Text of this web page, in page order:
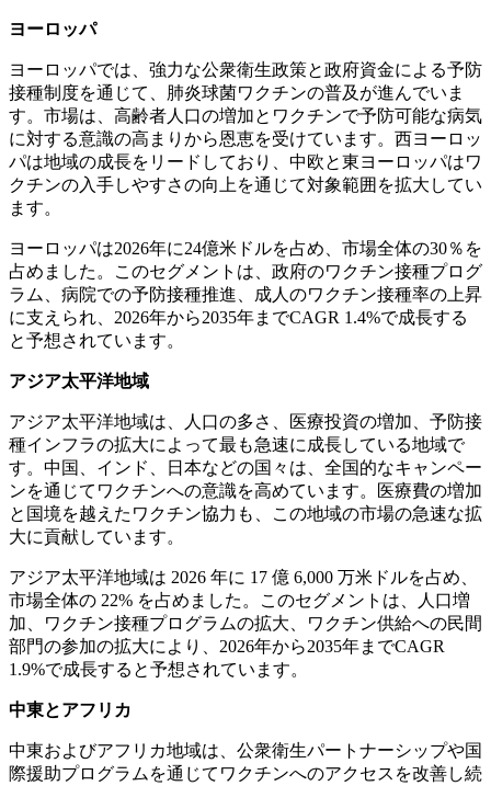
ヨーロッパ
ヨーロッパでは、強力な公衆衛生政策と政府資金による予防
接種制度を通じて、肺炎球菌ワクチンの普及が進んでいま
す。市場は、高齢者人口の増加とワクチンで予防可能な病気
に対する意識の高まりから恩恵を受けています。西ヨーロッ
パは地域の成長をリードしており、中欧と東ヨーロッパはワ
クチンの入手しやすさの向上を通じて対象範囲を拡大してい
ます。
ヨーロッパは2026年に24億米ドルを占め、市場全体の30％を
占めました。このセグメントは、政府のワクチン接種プログ
ラム、病院での予防接種推進、成人のワクチン接種率の上昇
に支えられ、2026年から2035年までCAGR 1.4%で成長する
と予想されています。
アジア太平洋地域
アジア太平洋地域は、人口の多さ、医療投資の増加、予防接
種インフラの拡大によって最も急速に成長している地域で
す。中国、インド、日本などの国々は、全国的なキャンペー
ンを通じてワクチンへの意識を高めています。医療費の増加
と国境を越えたワクチン協力も、この地域の市場の急速な拡
大に貢献しています。
アジア太平洋地域は 2026 年に 17 億 6,000 万米ドルを占め、
市場全体の 22% を占めました。このセグメントは、人口増
加、ワクチン接種プログラムの拡大、ワクチン供給への民間
部門の参加の拡大により、2026年から2035年までCAGR
1.9%で成長すると予想されています。
中東とアフリカ
中東およびアフリカ地域は、公衆衛生パートナーシップや国
際援助プログラムを通じてワクチンへのアクセスを改善し続